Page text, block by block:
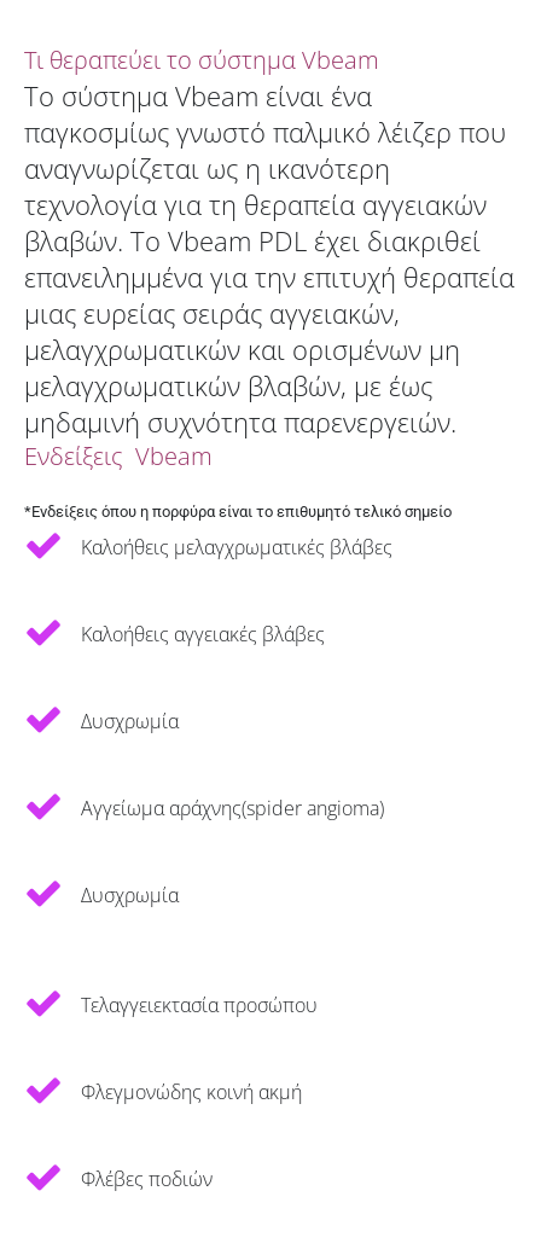
Τι θεραπεύει το σύστημα Vbeam
Το σύστημα Vbeam είναι ένα
παγκοσμίως γνωστό παλμικό λέιζερ που
αναγνωρίζεται ως η ικανότερη
τεχνολογία για τη θεραπεία αγγειακών
βλαβών. Το Vbeam PDL έχει διακριθεί
επανειλημμένα για την επιτυχή θεραπεία
μιας ευρείας σειράς αγγειακών,
μελαγχρωματικών και ορισμένων μη
μελαγχρωματικών βλαβών, με έως
μηδαμινή συχνότητα παρενεργειών.
Ενδείξεις Vbeam
*Ενδείξεις όπου η πορφύρα είναι το επιθυμητό τελικό σημείο
Καλοήθεις μελαγχρωματικές βλάβες
Καλοήθεις αγγειακές βλάβες
Δυσχρωμία
Αγγείωμα αράχνης(spider angioma)
Δυσχρωμία
Τελαγγειεκτασία προσώπου
Φλεγμονώδης κοινή ακμή
Φλέβες ποδιών